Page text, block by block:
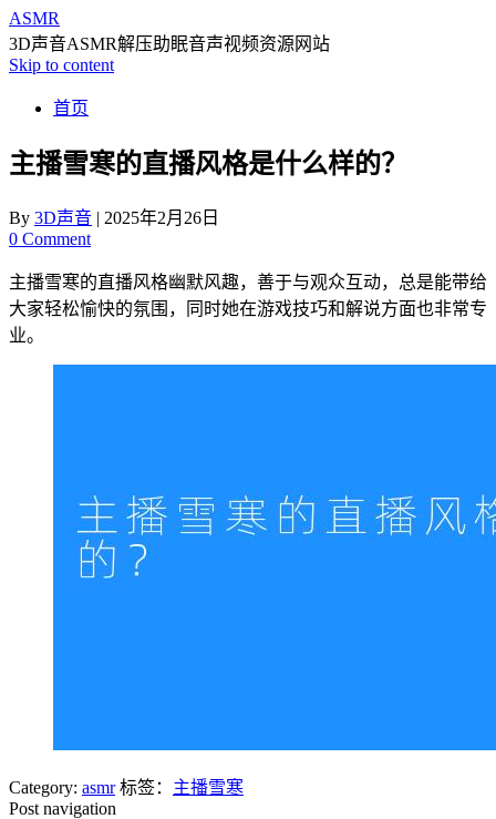
ASMR
3D声音ASMR解压助眠音声视频资源网站
Skip to content
首页
主播雪寒的直播风格是什么样的？
By 3D声音 | 2025年2月26日
0 Comment
主播雪寒的直播风格幽默风趣，善于与观众互动，总是能带给
大家轻松愉快的氛围，同时她在游戏技巧和解说方面也非常专
业。
Category: asmr 标签： 主播雪寒
Post navigation